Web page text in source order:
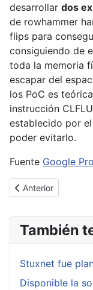
desarrollar dos
de rowhammer
flips para
consiguiendo de
toda la memoria
escapar del
los PoC es
instrucción
establecido por
poder evitarlo.
Fuente Google
Artículo anterior:
Anterior
También
Stuxnet fue
Disponible la